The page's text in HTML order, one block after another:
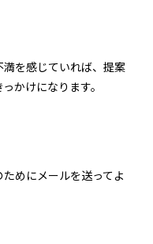
を感じていれば、提案
かけになります。
めにメールを送ってよ